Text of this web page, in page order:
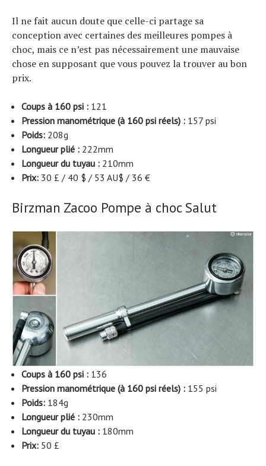
Il ne fait aucun doute que celle-ci partage sa
conception avec certaines des meilleures pompes à
choc, mais ce n’est pas nécessairement une mauvaise
chose en supposant que vous pouvez la trouver au bon
prix.
Coups à 160 psi : 121
Pression manométrique (à 160 psi réels) : 157 psi
Poids: 208g
Longueur plié : 222mm
Longueur du tuyau : 210mm
Prix: 30 £ / 40 $ / 53 AU$ / 36 €
Birzman Zacoo Pompe à choc Salut
Coups à 160 psi : 136
Pression manométrique (à 160 psi réels) : 155 psi
Poids: 184g
Longueur plié : 230mm
Longueur du tuyau : 180mm
Prix: 50 £